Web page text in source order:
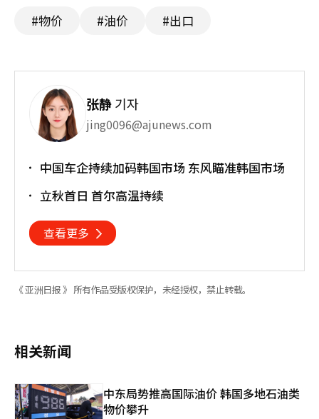
#物价 #油价 #出口
张静기자
jing0096@ajunews.com
中国车企持续加码韩国市场 东风瞄准韩国市场
立秋首日 首尔高温持续
查看更多
《 亚洲日报 》 所有作品受版权保护，未经授权，禁止转载。
相关新闻
中东局势推高国际油价 韩国多地石油类
物价攀升